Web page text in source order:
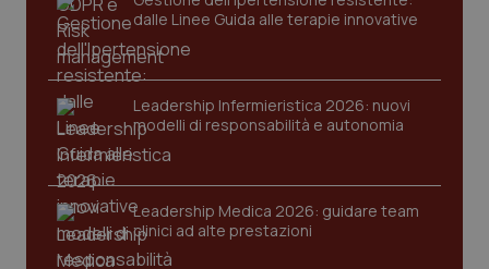
dalle Linee Guida alle terapie innovative
Leadership Infermieristica 2026: nuovi
modelli di responsabilità e autonomia
Leadership Medica 2026: guidare team
clinici ad alte prestazioni
Nome
Fornitore /Dominio
VISITOR_PRIVACY_METADATA